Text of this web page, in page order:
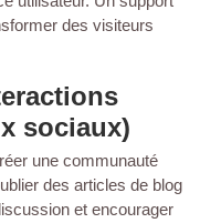
des visiteurs
sociaux)
une communauté
des articles de blog
et encourager